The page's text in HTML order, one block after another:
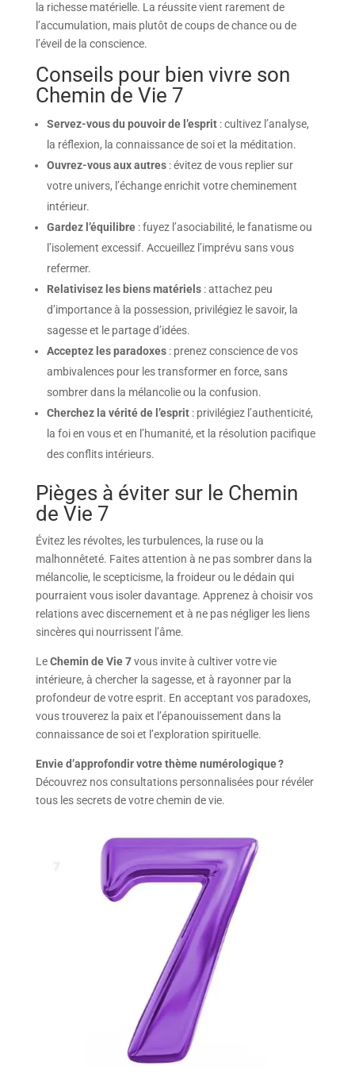
la richesse matérielle. La réussite vient rarement de
l’accumulation, mais plutôt de coups de chance ou de
l’éveil de la conscience.
Conseils pour bien vivre son
Chemin de Vie 7
Servez-vous du pouvoir de l’esprit: cultivez l’analyse,
la réflexion, la connaissance de soi et la méditation.
Ouvrez-vous aux autres: évitez de vous replier sur
votre univers, l’échange enrichit votre cheminement
intérieur.
Gardez l’équilibre: fuyez l’asociabilité, le fanatisme ou
l’isolement excessif. Accueillez l’imprévu sans vous
refermer.
Relativisez les biens matériels: attachez peu
d’importance à la possession, privilégiez le savoir, la
sagesse et le partage d’idées.
Acceptez les paradoxes: prenez conscience de vos
ambivalences pour les transformer en force, sans
sombrer dans la mélancolie ou la confusion.
Cherchez la vérité de l’esprit: privilégiez l’authenticité,
la foi en vous et en l’humanité, et la résolution pacifique
des conflits intérieurs.
Pièges à éviter sur le Chemin
de Vie 7
Évitez les révoltes, les turbulences, la ruse ou la
malhonnêteté. Faites attention à ne pas sombrer dans la
mélancolie, le scepticisme, la froideur ou le dédain qui
pourraient vous isoler davantage. Apprenez à choisir vos
relations avec discernement et à ne pas négliger les liens
sincères qui nourrissent l’âme.
LeChemin de Vie 7vous invite à cultiver votre vie
intérieure, à chercher la sagesse, et à rayonner par la
profondeur de votre esprit. En acceptant vos paradoxes,
vous trouverez la paix et l’épanouissement dans la
connaissance de soi et l’exploration spirituelle.
Envie d’approfondir votre thème numérologique ?
Découvrez nos consultations personnalisées pour révéler
tous les secrets de votre chemin de vie.